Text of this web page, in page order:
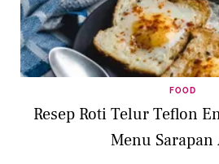
FOOD
Resep Roti Telur Teflon
Menu Sarapan